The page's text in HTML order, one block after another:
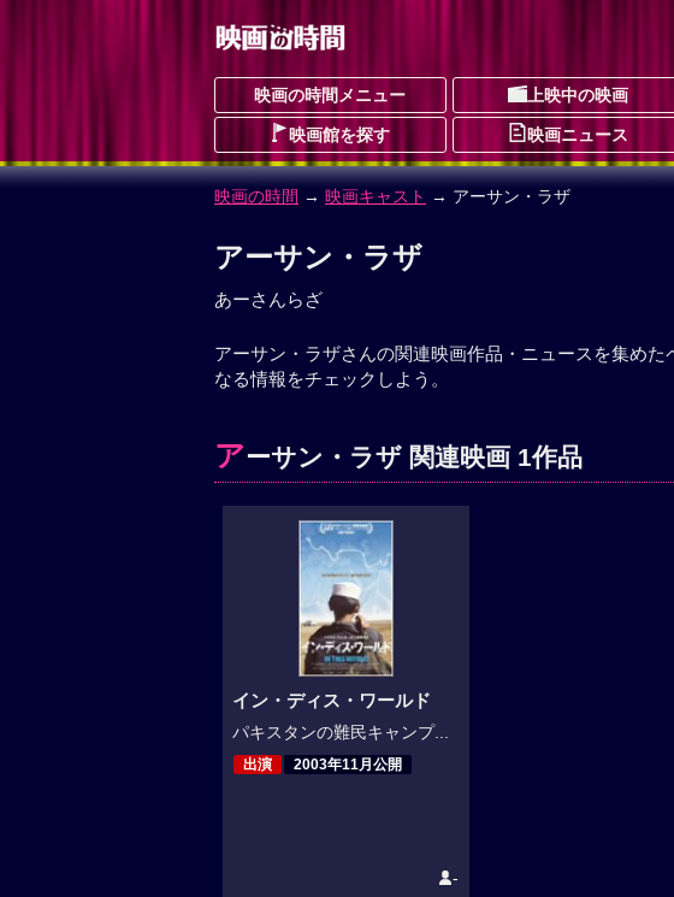
映画の時間メニュー 上映中の映画
映画館を探す 映画ニュース
映画の時間 → 映画キャスト → アーサン・ラザ
アーサン・ラザ
あーさんらざ
アーサン・ラザさんの関連映画作品・ニュースを集め
なる情報をチェックしよう。
アーサン・ラザ 関連映画 1作品
イン・ディス・ワールド
パキスタンの難民キャンプ...
出演 2003年11月公開
-